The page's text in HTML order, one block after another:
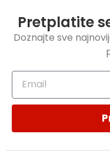
Pretplatite
Doznajte sve